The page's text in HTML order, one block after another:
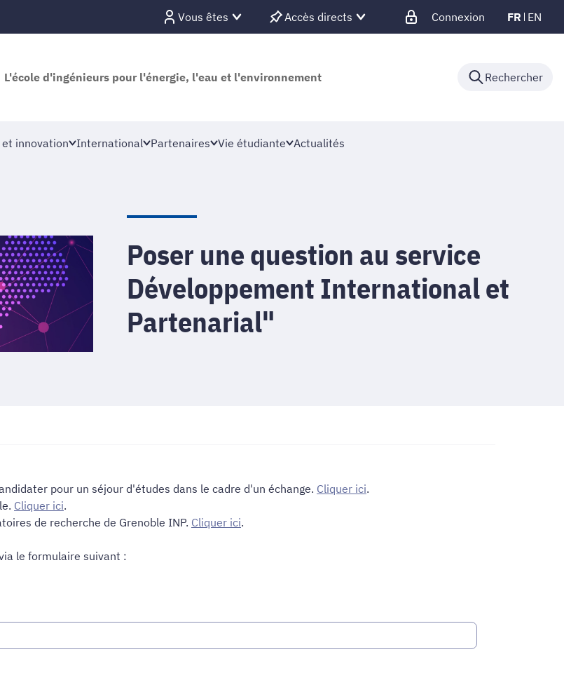
Vous êtes Accès directs Connexion FR EN
L'école d'ingénieurs pour l'énergie, l'eau et l'environnement Rechercher
innovation International Partenaires Vie étudiante Actualités
Poser une question au service
Développement International et
Partenarial"
pour un séjour d'études dans le cadre d'un échange. Cliquer ici.
Cliquer ici.
de recherche de Grenoble INP. Cliquer ici.
le formulaire suivant :